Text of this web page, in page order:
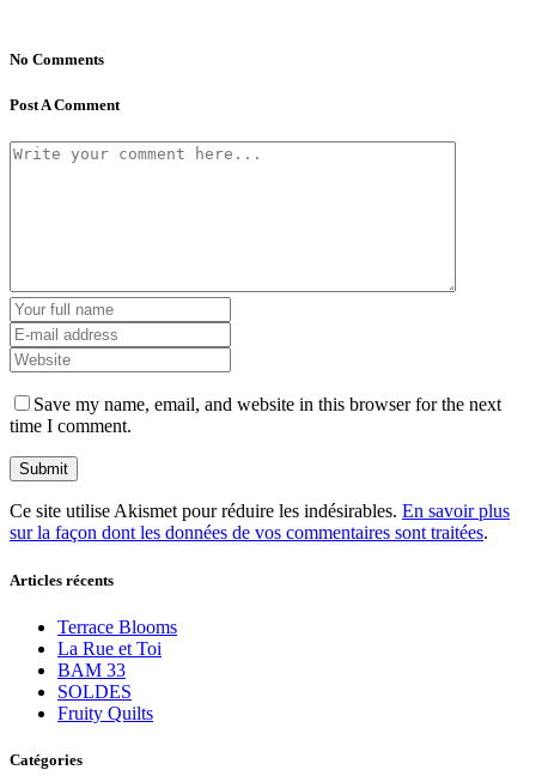
No Comments
Post A Comment
Save my name, email, and website in this browser for the next
time I comment.
Ce site utilise Akismet pour réduire les indésirables. En savoir plus
sur la façon dont les données de vos commentaires sont traitées.
Articles récents
Terrace Blooms
La Rue et Toi
BAM 33
SOLDES
Fruity Quilts
Catégories